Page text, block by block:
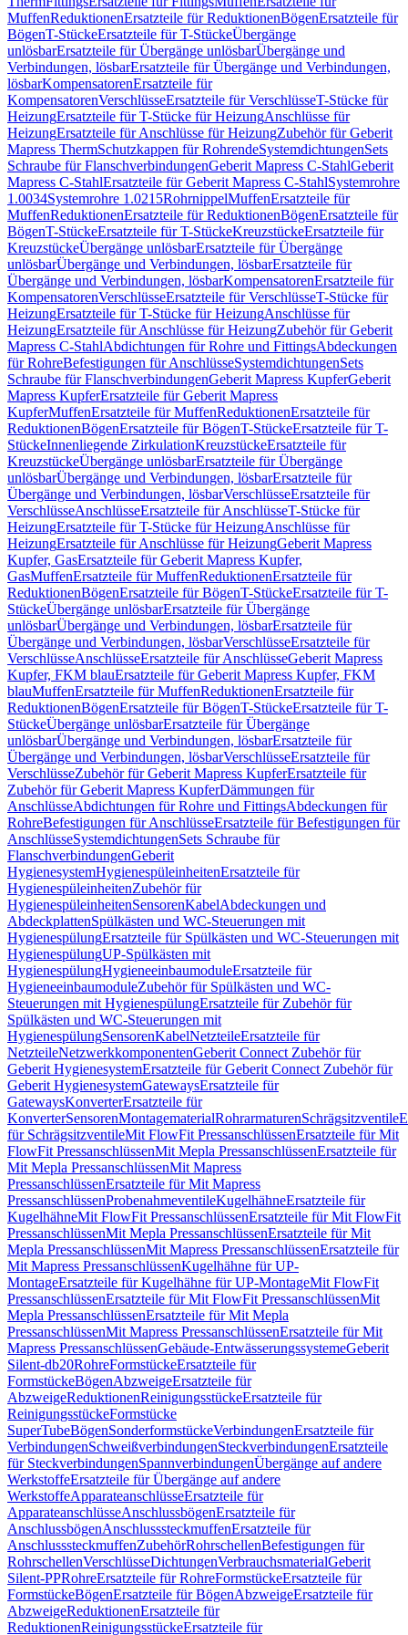
MuffenReduktionenErsatzteile für ReduktionenBögenErsatzteile für
BögenT-StückeErsatzteile für T-StückeÜbergänge
unlösbarErsatzteile für Übergänge unlösbarÜbergänge und
Verbindungen, lösbarErsatzteile für Übergänge und Verbindungen,
lösbarKompensatorenErsatzteile für
KompensatorenVerschlüsseErsatzteile für VerschlüsseT-Stücke für
HeizungErsatzteile für T-Stücke für HeizungAnschlüsse für
HeizungErsatzteile für Anschlüsse für HeizungZubehör für Geberit
Mapress ThermSchutzkappen für RohrendeSystemdichtungenSets
Schraube für FlanschverbindungenGeberit Mapress C-StahlGeberit
Mapress C-StahlErsatzteile für Geberit Mapress C-StahlSystemrohre
1.0034Systemrohre 1.0215RohrnippelMuffenErsatzteile für
MuffenReduktionenErsatzteile für ReduktionenBögenErsatzteile für
BögenT-StückeErsatzteile für T-StückeKreuzstückeErsatzteile für
KreuzstückeÜbergänge unlösbarErsatzteile für Übergänge
unlösbarÜbergänge und Verbindungen, lösbarErsatzteile für
Übergänge und Verbindungen, lösbarKompensatorenErsatzteile für
KompensatorenVerschlüsseErsatzteile für VerschlüsseT-Stücke für
HeizungErsatzteile für T-Stücke für HeizungAnschlüsse für
HeizungErsatzteile für Anschlüsse für HeizungZubehör für Geberit
Mapress C-StahlAbdichtungen für Rohre und FittingsAbdeckungen
für RohreBefestigungen für AnschlüsseSystemdichtungenSets
Schraube für FlanschverbindungenGeberit Mapress KupferGeberit
Mapress KupferErsatzteile für Geberit Mapress
KupferMuffenErsatzteile für MuffenReduktionenErsatzteile für
ReduktionenBögenErsatzteile für BögenT-StückeErsatzteile für T-
StückeInnenliegende ZirkulationKreuzstückeErsatzteile für
KreuzstückeÜbergänge unlösbarErsatzteile für Übergänge
unlösbarÜbergänge und Verbindungen, lösbarErsatzteile für
Übergänge und Verbindungen, lösbarVerschlüsseErsatzteile für
VerschlüsseAnschlüsseErsatzteile für AnschlüsseT-Stücke für
HeizungErsatzteile für T-Stücke für HeizungAnschlüsse für
HeizungErsatzteile für Anschlüsse für HeizungGeberit Mapress
Kupfer, GasErsatzteile für Geberit Mapress Kupfer,
GasMuffenErsatzteile für MuffenReduktionenErsatzteile für
ReduktionenBögenErsatzteile für BögenT-StückeErsatzteile für T-
StückeÜbergänge unlösbarErsatzteile für Übergänge
unlösbarÜbergänge und Verbindungen, lösbarErsatzteile für
Übergänge und Verbindungen, lösbarVerschlüsseErsatzteile für
VerschlüsseAnschlüsseErsatzteile für AnschlüsseGeberit Mapress
Kupfer, FKM blauErsatzteile für Geberit Mapress Kupfer, FKM
blauMuffenErsatzteile für MuffenReduktionenErsatzteile für
ReduktionenBögenErsatzteile für BögenT-StückeErsatzteile für T-
StückeÜbergänge unlösbarErsatzteile für Übergänge
unlösbarÜbergänge und Verbindungen, lösbarErsatzteile für
Übergänge und Verbindungen, lösbarVerschlüsseErsatzteile für
VerschlüsseZubehör für Geberit Mapress KupferErsatzteile für
Zubehör für Geberit Mapress KupferDämmungen für
AnschlüsseAbdichtungen für Rohre und FittingsAbdeckungen für
RohreBefestigungen für AnschlüsseErsatzteile für Befestigungen für
AnschlüsseSystemdichtungenSets Schraube für
FlanschverbindungenGeberit
HygienesystemHygienespüleinheitenErsatzteile für
HygienespüleinheitenZubehör für
HygienespüleinheitenSensorenKabelAbdeckungen und
AbdeckplattenSpülkästen und WC-Steuerungen mit
HygienespülungErsatzteile für Spülkästen und WC-Steuerungen mit
HygienespülungUP-Spülkästen mit
HygienespülungHygieneeinbaumoduleErsatzteile für
HygieneeinbaumoduleZubehör für Spülkästen und WC-
Steuerungen mit HygienespülungErsatzteile für Zubehör für
Spülkästen und WC-Steuerungen mit
HygienespülungSensorenKabelNetzteileErsatzteile für
NetzteileNetzwerkkomponentenGeberit Connect Zubehör für
Geberit HygienesystemErsatzteile für Geberit Connect Zubehör für
Geberit HygienesystemGatewaysErsatzteile für
GatewaysKonverterErsatzteile für
KonverterSensorenMontagematerialRohrarmaturenSchrägsitzventile
für SchrägsitzventileMit FlowFit PressanschlüssenErsatzteile für Mit
FlowFit PressanschlüssenMit Mepla PressanschlüssenErsatzteile für
Mit Mepla PressanschlüssenMit Mapress
PressanschlüssenErsatzteile für Mit Mapress
PressanschlüssenProbenahmeventileKugelhähneErsatzteile für
KugelhähneMit FlowFit PressanschlüssenErsatzteile für Mit FlowFit
PressanschlüssenMit Mepla PressanschlüssenErsatzteile für Mit
Mepla PressanschlüssenMit Mapress PressanschlüssenErsatzteile für
Mit Mapress PressanschlüssenKugelhähne für UP-
MontageErsatzteile für Kugelhähne für UP-MontageMit FlowFit
PressanschlüssenErsatzteile für Mit FlowFit PressanschlüssenMit
Mepla PressanschlüssenErsatzteile für Mit Mepla
PressanschlüssenMit Mapress PressanschlüssenErsatzteile für Mit
Mapress PressanschlüssenGebäude-EntwässerungssystemeGeberit
Silent-db20RohreFormstückeErsatzteile für
FormstückeBögenAbzweigeErsatzteile für
AbzweigeReduktionenReinigungsstückeErsatzteile für
ReinigungsstückeFormstücke
SuperTubeBögenSonderformstückeVerbindungenErsatzteile für
VerbindungenSchweißverbindungenSteckverbindungenErsatzteile
für SteckverbindungenSpannverbindungenÜbergänge auf andere
WerkstoffeErsatzteile für Übergänge auf andere
WerkstoffeApparateanschlüsseErsatzteile für
ApparateanschlüsseAnschlussbögenErsatzteile für
AnschlussbögenAnschlusssteckmuffenErsatzteile für
AnschlusssteckmuffenZubehörRohrschellenBefestigungen für
RohrschellenVerschlüsseDichtungenVerbrauchsmaterialGeberit
Silent-PPRohreErsatzteile für RohreFormstückeErsatzteile für
FormstückeBögenErsatzteile für BögenAbzweigeErsatzteile für
AbzweigeReduktionenErsatzteile für
ReduktionenReinigungsstückeErsatzteile für